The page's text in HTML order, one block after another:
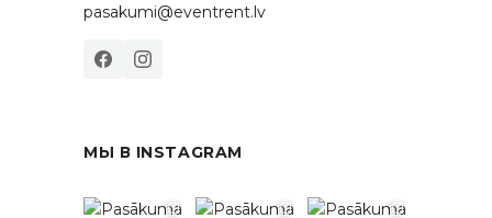
pasakumi@eventrent.lv
МЫ В INSTAGRAM